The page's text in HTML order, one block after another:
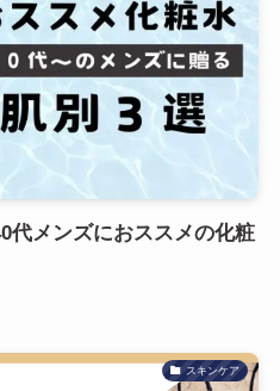
代メンズにおススメの化粧
スキンケア